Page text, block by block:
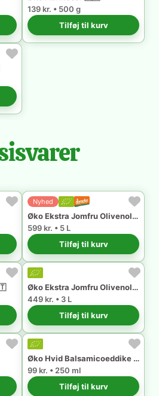
139 kr. • 500 g
Tilføj til kurv
Nyhed
Øko Ekstra Jomfru Olivenolie 🇪🇸
599 kr. • 5 L
Tilføj til kurv
Øko Ekstra Jomfru Olivenolie 🇵🇹
449 kr. • 3 L
Tilføj til kurv
Øko Hvid Balsamicoeddike fra Modena 🇮🇹
99 kr. • 250 ml
Tilføj til kurv